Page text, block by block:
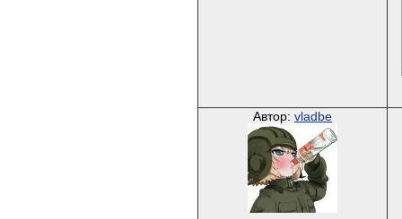
Автор: vladbe